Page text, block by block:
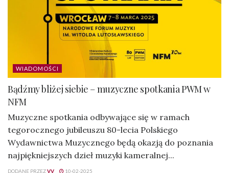
WIADOMOŚCI
Bądźmy bliżej siebie – muzyczne spotkania PWM w
NFM
Muzyczne spotkania odbywające się w ramach
tegorocznego jubileuszu 80-lecia Polskiego
Wydawnictwa Muzycznego będą okazją do poznania
najpiękniejszych dzieł muzyki kameralnej...
DODANE PRZEZVV 10-02-2025